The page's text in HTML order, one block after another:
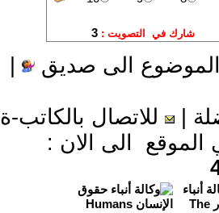
الى صديق
للاتصال بالكاتب-ة
الى الان :